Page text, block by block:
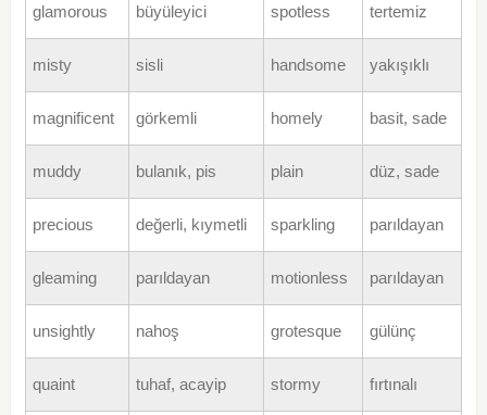
glamorous büyüleyici spotless tertemiz
misty sisli handsome yakışıklı
magnificent görkemli homely basit, sade
muddy bulanık, pis plain düz, sade
precious değerli, kıymetli sparkling parıldayan
gleaming parıldayan motionless parıldayan
unsightly nahoş grotesque gülünç
quaint tuhaf, acayip stormy fırtınalı